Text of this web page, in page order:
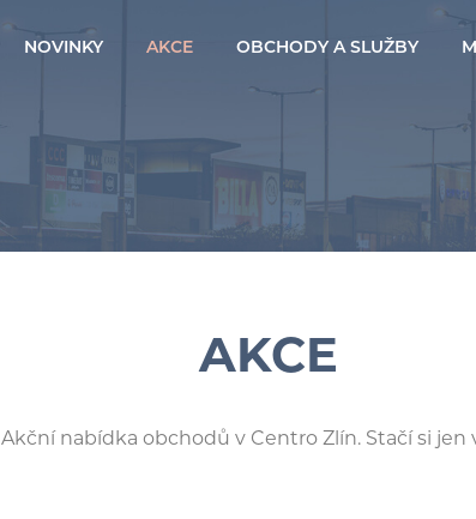
NOVINKY AKCE OBCHODY A SLUŽBY
AKCE
Akční nabídka obchodů v Centro Zlín. Stačí si jen